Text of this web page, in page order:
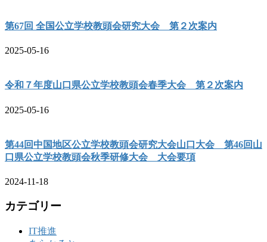
第67回 全国公立学校教頭会研究大会 第２次案内
2025-05-16
令和７年度山口県公立学校教頭会春季大会 第２次案内
2025-05-16
第44回中国地区公立学校教頭会研究大会山口大会 第46回山
口県公立学校教頭会秋季研修大会 大会要項
2024-11-18
カテゴリー
IT推進